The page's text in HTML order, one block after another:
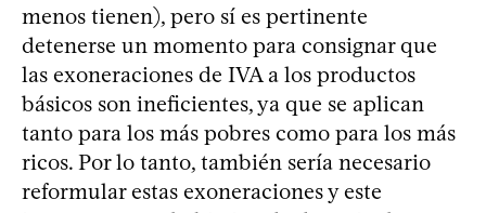
menos tienen), pero sí es pertinente
detenerse un momento para consignar que
las exoneraciones de IVA a los productos
básicos son ineficientes, ya que se aplican
tanto para los más pobres como para los más
ricos. Por lo tanto, también sería necesario
reformular estas exoneraciones y este